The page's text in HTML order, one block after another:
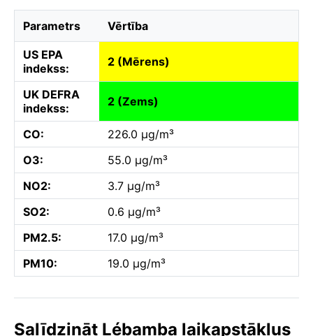
Parametrs Vērtība
US EPA
indekss:
2 (Mērens)
UK DEFRA
indekss:
2 (Zems)
CO:
226.0 µg/m³
O3:
55.0 µg/m³
NO2:
3.7 µg/m³
SO2:
0.6 µg/m³
PM2.5:
17.0 µg/m³
PM10:
19.0 µg/m³
Salīdzināt Lébamba laikapstākļus